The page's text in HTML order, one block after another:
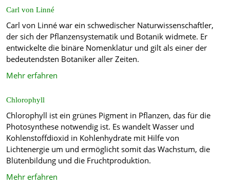
Carl von Linné
Carl von Linné war ein schwedischer Naturwissenschaftler,
der sich der Pflanzensystematik und Botanik widmete. Er
entwickelte die binäre Nomenklatur und gilt als einer der
bedeutendsten Botaniker aller Zeiten.
Mehr erfahren
Chlorophyll
Chlorophyll ist ein grünes Pigment in Pflanzen, das für die
Photosynthese notwendig ist. Es wandelt Wasser und
Kohlenstoffdioxid in Kohlenhydrate mit Hilfe von
Lichtenergie um und ermöglicht somit das Wachstum, die
Blütenbildung und die Fruchtproduktion.
Mehr erfahren